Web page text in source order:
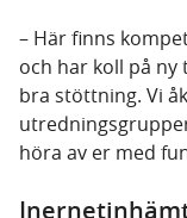
– Här finns
och har koll på
bra stöttning. Vi
höra av er med